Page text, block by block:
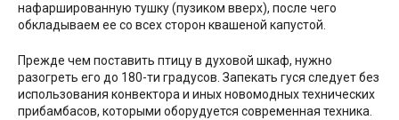
нафаршированную тушку (пузиком вверх), после чего
обкладываем ее со всех сторон квашеной капустой.
Прежде чем поставить птицу в духовой шкаф, нужно
разогреть его до 180-ти градусов. Запекать гуся следует без
использования конвектора и иных новомодных технических
прибамбасов, которыми оборудуется современная техника.